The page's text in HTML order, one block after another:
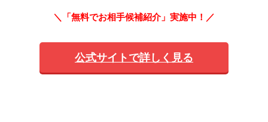
＼「無料でお相手候補紹介」実施中！／
公式サイトで詳しく見る